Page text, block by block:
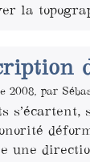
la
2008, par
une